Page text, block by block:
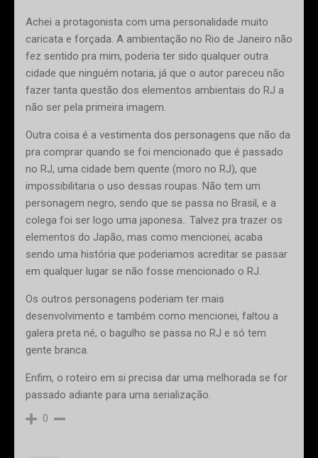
Achei a protagonista com uma personalidade muito
caricata e forçada. A ambientação no Rio de Janeiro não
fez sentido pra mim, poderia ter sido qualquer outra
cidade que ninguém notaria, já que o autor pareceu não
fazer tanta questão dos elementos ambientais do RJ a
não ser pela primeira imagem.
Outra coisa é a vestimenta dos personagens que não da
pra comprar quando se foi mencionado que é passado
no RJ, uma cidade bem quente (moro no RJ), que
impossibilitaria o uso dessas roupas. Não tem um
personagem negro, sendo que se passa no Brasil, e a
colega foi ser logo uma japonesa.. Talvez pra trazer os
elementos do Japão, mas como mencionei, acaba
sendo uma história que poderiamos acreditar se passar
em qualquer lugar se não fosse mencionado o RJ.
Os outros personagens poderiam ter mais
desenvolvimento e também como mencionei, faltou a
galera preta né, o bagulho se passa no RJ e só tem
gente branca.
Enfim, o roteiro em si precisa dar uma melhorada se for
passado adiante para uma serialização.
0